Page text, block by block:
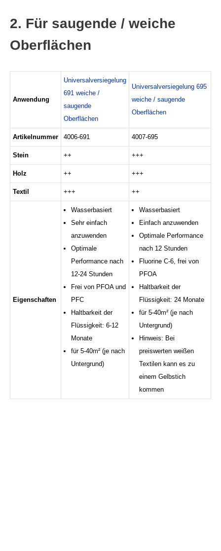
2. Für saugende / weiche
Oberflächen
Anwendung
Universalversiegelung
691 weiche /
saugende
Oberflächen
Universalversiegelung 695
weiche / saugende
Oberflächen
Artikelnummer 4006-691 4007-695
Stein ++ +++
Holz ++ +++
Textil +++ ++
Eigenschaften
Wasserbasiert
Sehr einfach
anzuwenden
Optimale
Performance nach
12-24 Stunden
Frei von PFOA und
PFC
Haltbarkeit der
Flüssigkeit: 6-12
Monate
für 5-40m² (je nach
Untergrund)
Wasserbasiert
Einfach anzuwenden
Optimale Performance
nach 12 Stunden
Fluorine C-6, frei von
PFOA
Haltbarkeit der
Flüssigkeit: 24 Monate
für 5-40m² (je nach
Untergrund)
Hinweis: Bei
preiswerten weißen
Textilen kann es zu
einem Gelbstich
kommen